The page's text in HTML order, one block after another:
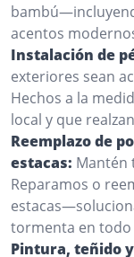
acentos
Instalación de
exteriores sean
Hechos a la
local y que
Reemplazo de
estacas: Mantén
Reparamos o
tormenta en todo
Pintura, teñido